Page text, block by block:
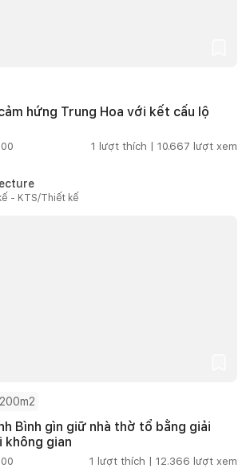
hứng Trung Hoa với kết cấu lộ
1 lượt thích | 10.667 lượt xem
- KTS/Thiết kế
Bình gìn giữ nhà thờ tổ bằng giải
không gian
1 lượt thích | 12.366 lượt xem